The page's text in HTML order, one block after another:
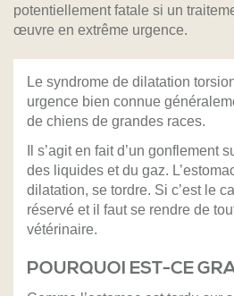
potentiellement fatale si un
œuvre en extrême urgence.
Le syndrome de dilatation
urgence bien connue
de chiens de grandes races.
Il s’agit en fait d’un gonflement
des liquides et du gaz.
dilatation, se tordre. Si c’est le
réservé et il faut se rendre de
vétérinaire.
POURQUOI EST-CE